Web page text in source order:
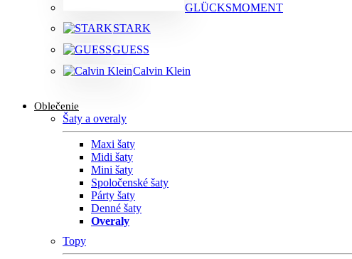
GLÜCKSMOMENT
STARK
GUESS
Calvin Klein
Oblečenie
Šaty a overaly
Maxi šaty
Midi šaty
Mini šaty
Spoločenské šaty
Párty šaty
Denné šaty
Overaly
Topy